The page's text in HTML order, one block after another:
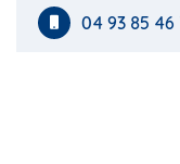
04 93 85 46